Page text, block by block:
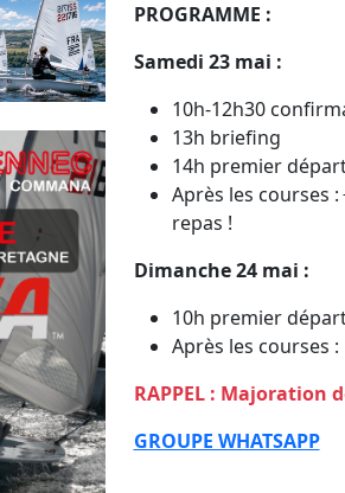
PROGRAMME :
Samedi 23 mai :
10h-12h30
13h briefing
14h premier
Après les courses :
repas !
Dimanche 24 mai :
10h premier
Après les courses
RAPPEL : Majoration
GROUPE WHATSAPP